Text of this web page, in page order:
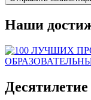
Наши